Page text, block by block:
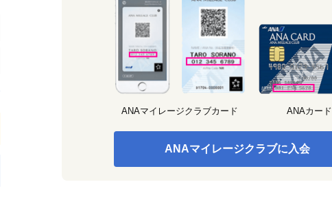
ANAマイレージクラブカード ANAカード
ANAマイレージクラブに入会